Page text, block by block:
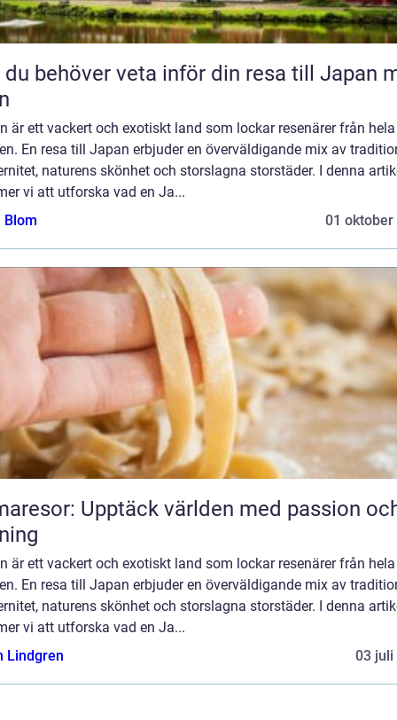
behöver veta inför din resa till Japan
är ett vackert och exotiskt land som lockar resenärer från hela
En resa till Japan erbjuder en överväldigande mix av
naturens skönhet och storslagna storstäder. I denna
vi att utforska vad en Ja...
Blom
01 oktober
Upptäck världen med passion
är ett vackert och exotiskt land som lockar resenärer från hela
En resa till Japan erbjuder en överväldigande mix av
naturens skönhet och storslagna storstäder. I denna
vi att utforska vad en Ja...
Lindgren
03 juli